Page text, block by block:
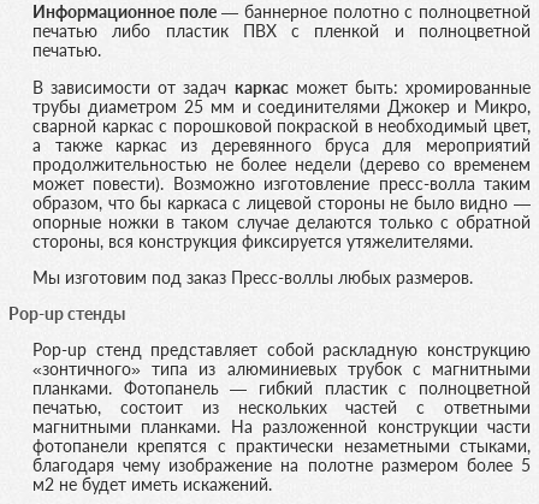
Информационное поле— баннерное полотно с полноцветной
печатью либо пластик ПВХ с пленкой и полноцветной
печатью.
В зависимости от задач каркасможет быть: хромированные
трубы диаметром 25 мм и соединителями Джокер и Микро,
сварной каркас с порошковой покраской в необходимый цвет,
а также каркас из деревянного бруса для мероприятий
продолжительностью не более недели (дерево со временем
может повести). Возможно изготовление пресс-волла таким
образом, что бы каркаса с лицевой стороны не было видно —
опорные ножки в таком случае делаются только с обратной
стороны, вся конструкция фиксируется утяжелителями.
Мы изготовим под заказ Пресс-воллы любых размеров.
Pop-up стенды
Pop-up стенд представляет собой раскладную конструкцию
«зонтичного» типа из алюминиевых трубок с магнитными
планками. Фотопанель — гибкий пластик с полноцветной
печатью, состоит из нескольких частей с ответными
магнитными планками. На разложенной конструкции части
фотопанели крепятся с практически незаметными стыками,
благодаря чему изображение на полотне размером более 5
м2 не будет иметь искажений.